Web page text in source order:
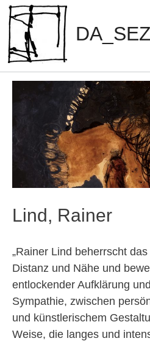
Zum
Inhalt
springen
DA_SEZ
Lind, Rainer
„Rainer Lind beherrscht
Distanz und Nähe und
entlockender Aufklärung
Sympathie, zwischen
und künstlerischem
Weise, die langes und